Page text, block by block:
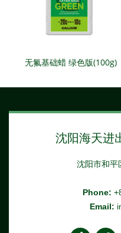
无氟基础蜡 绿色版(100g)
沈阳海天进
沈阳市和平
Phone:
Email: